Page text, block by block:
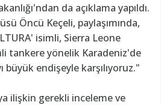
da açıklama yapıldı.
Öncü Keçeli, paylaşımında,
isimli, Sierra Leone
tankere yönelik Karadeniz'de
büyük endişeyle karşılıyoruz."
ilişkin gerekli inceleme ve